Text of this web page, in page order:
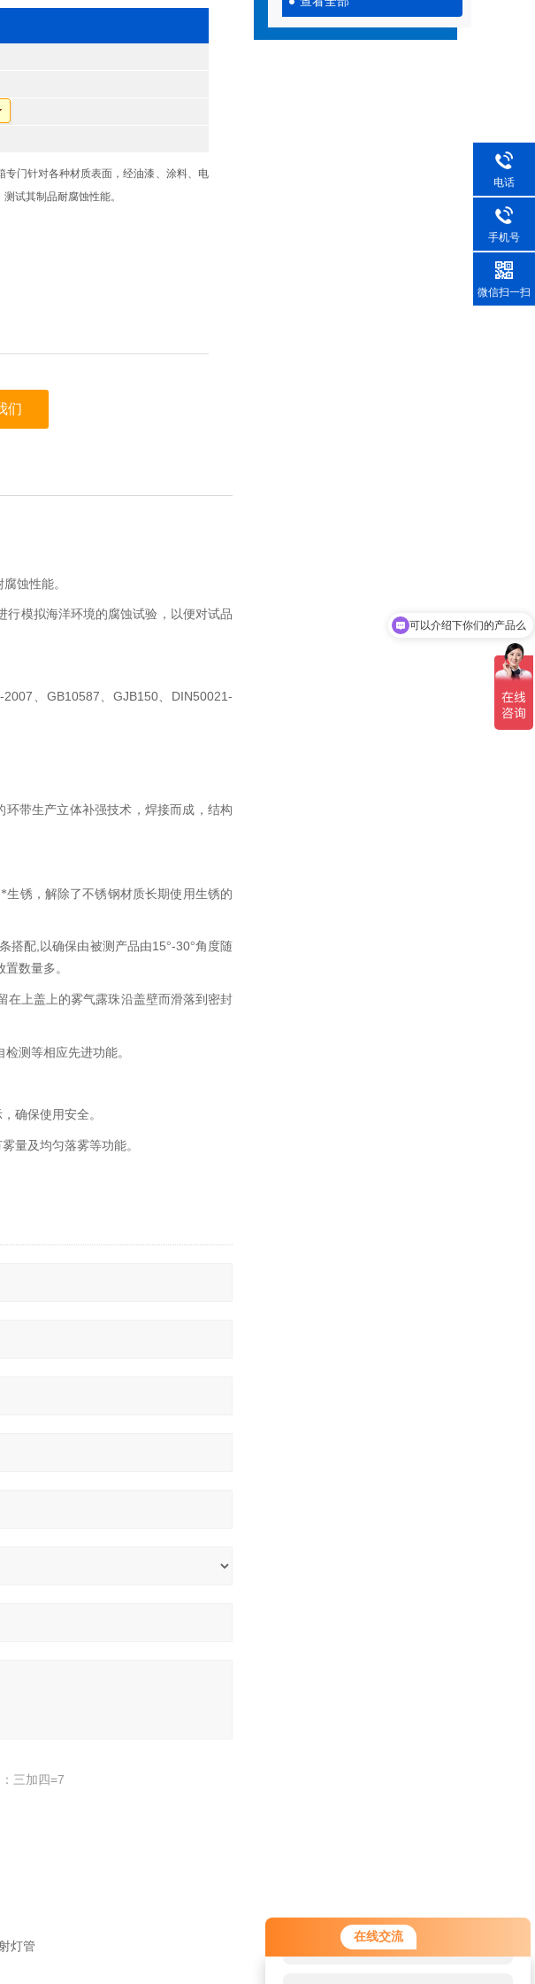
在线交流
您好！欢迎前来咨询，很高兴为您
服务，请问您要咨询什么问题呢？
专门针对各种材质表面，经油漆、涂料、电
试其制品耐腐蚀性能。
们
蚀性能。
行模拟海洋环境的腐蚀试验，以便对试品
2007 、 GB10587、 GJB150、 DIN50021-
环带生产立体补强技术，焊接而成，结构
锈，解除了不锈钢材质长期使用生锈的
搭配 以确保由被测产品由15°-30°角度随
数量多。
在上盖上的雾气露珠沿盖壁而滑落到密封
检测等相应先进功能。
确保使用安全。
量及均匀落雾等功能。
三加四=7
灯管
电话
手机号
微信扫一扫
你们是怎么收费的呢